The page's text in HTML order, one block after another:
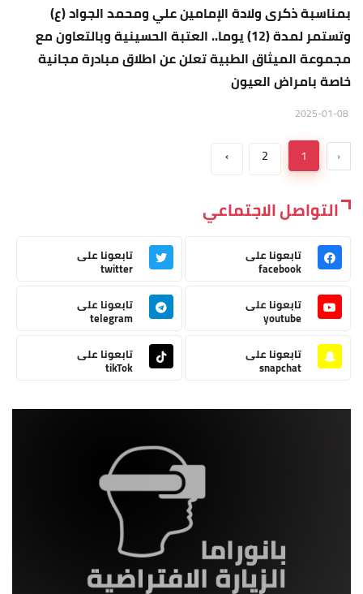
بمناسبة ذكرى ولادة الإمامين علي ومحمد الجواد (ع)
وتستمر لمدة (12) يوما.. العتبة الحسينية وبالتعاون مع
مجموعة الميثاق الطبية تعلن عن اطلاق مبادرة مجانية
خاصة بامراض العيون
‹
1
2
›
التواصل الاجتماعي
تابعونا على
facebook
تابعونا على
twitter
تابعونا على
youtube
تابعونا على
telegram
تابعونا على
snapchat
تابعونا على
tikTok